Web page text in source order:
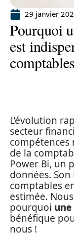
29 janvier
Pourquoi
est
L’évolution
secteur
de la
Power Bi, un
données.
comptables
estimée.
pourquoi
bénéfique
nous !